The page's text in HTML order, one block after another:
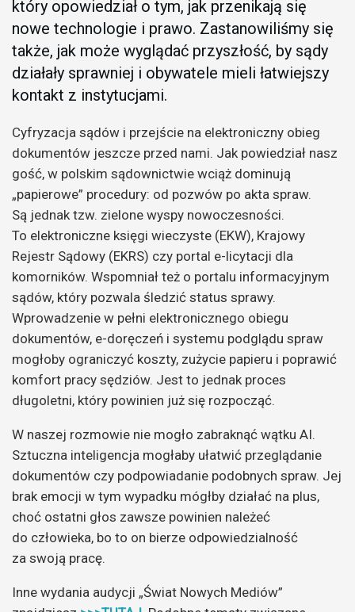
który opowiedział o tym, jak przenikają się
nowe technologie i prawo. Zastanowiliśmy się
także, jak może wyglądać przyszłość, by sądy
działały sprawniej i obywatele mieli łatwiejszy
kontakt z instytucjami.
Cyfryzacja sądów i przejście na elektroniczny obieg
dokumentów jeszcze przed nami. Jak powiedział nasz
gość, w polskim sądownictwie wciąż dominują
„papierowe” procedury: od pozwów po akta spraw.
Są jednak tzw. zielone wyspy nowoczesności.
To elektroniczne księgi wieczyste (EKW), Krajowy
Rejestr Sądowy (EKRS) czy portal e-licytacji dla
komorników. Wspomniał też o portalu informacyjnym
sądów, który pozwala śledzić status sprawy.
Wprowadzenie w pełni elektronicznego obiegu
dokumentów, e-doręczeń i systemu podglądu spraw
mogłoby ograniczyć koszty, zużycie papieru i poprawić
komfort pracy sędziów. Jest to jednak proces
długoletni, który powinien już się rozpocząć.
W naszej rozmowie nie mogło zabraknąć wątku AI.
Sztuczna inteligencja mogłaby ułatwić przeglądanie
dokumentów czy podpowiadanie podobnych spraw. Jej
brak emocji w tym wypadku mógłby działać na plus,
choć ostatni głos zawsze powinien należeć
do człowieka, bo to on bierze odpowiedzialność
za swoją pracę.
Inne wydania audycji „Świat Nowych Mediów”